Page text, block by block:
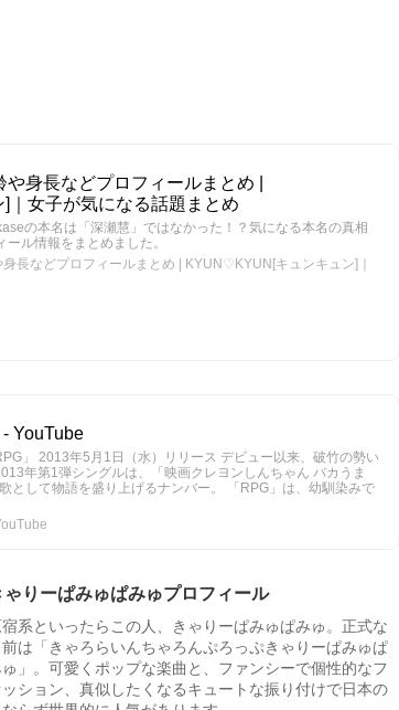
身長などプロフィールまとめ |
女子が気になる話題まとめ
の本名は「深瀬慧」ではなかった！？気になる本名の真相
ル情報をまとめました。
長などプロフィールまとめ | KYUN♡KYUN[キュンキュン]｜
YouTube
」 2013年5月1日（水）リリース デビュー以来、破竹の勢い
年第1弾シングルは、「映画クレヨンしんちゃん バカうま
として物語を盛り上げるナンバー。 「RPG」は、幼馴染みで
ゃりーぱみゅぱみゅプロフィール
宿系といったらこの人、きゃりーぱみゅぱみゅ。正式な
は「きゃろらいんちゃろんぷろっぷきゃりーぱみゅぱ
」。可愛くポップな楽曲と、ファンシーで個性的なフ
ッション、真似したくなるキュートな振り付けで日本の